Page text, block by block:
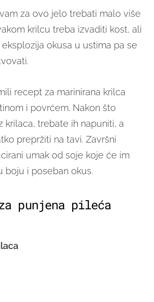
za ovo jelo trebati malo više
krilcu treba izvaditi kost, ali
okusa u ustima pa se
recept za marinirana krilca
i povrćem. Nakon što
krilaca, trebate ih napuniti, a
prepržiti na tavi. Završni
umak od soje koje će im
boju i poseban okus.
punjena pileća